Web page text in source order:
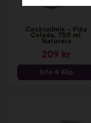
Cocktailmix - Piña
Colada, 750 ml.
Naturera
209 kr
Info & Köp